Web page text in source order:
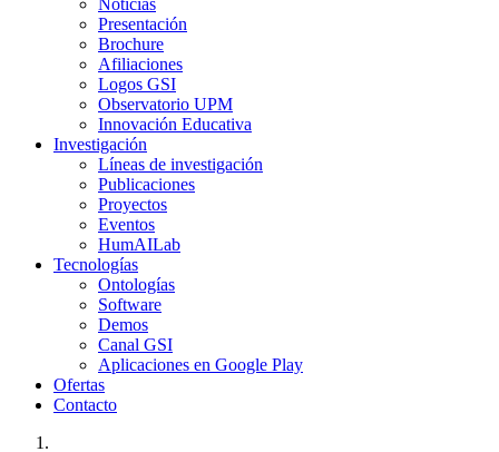
Noticias
Presentación
Brochure
Afiliaciones
Logos GSI
Observatorio UPM
Innovación Educativa
Investigación
Líneas de investigación
Publicaciones
Proyectos
Eventos
HumAILab
Tecnologías
Ontologías
Software
Demos
Canal GSI
Aplicaciones en Google Play
Ofertas
Contacto